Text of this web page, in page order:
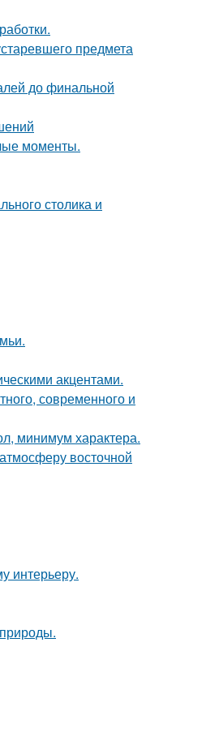
предмета
до финальной
моменты.
столика и
акцентами.
современного и
минимум характера.
восточной
интерьеру.